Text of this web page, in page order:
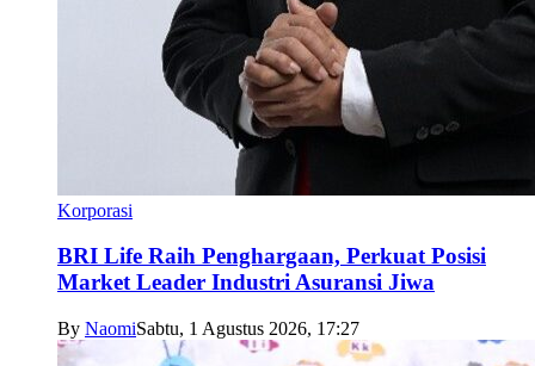
Korporasi
BRI Life Raih Penghargaan, Perkuat Posisi
Market Leader Industri Asuransi Jiwa
By NaomiSabtu, 1 Agustus 2026, 17:27